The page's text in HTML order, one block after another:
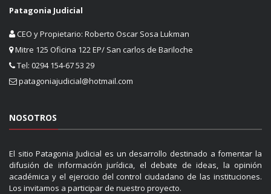
Patagonia Judicial
CEO y Propietario: Roberto Oscar Sosa Lukman
Mitre 125 Oficina 122 EP/ San carlos de Bariloche
Tel: 0294 154-67 53 29
patagoniajudicial@hotmail.com
NOSOTROS
El sitio Patagonia Judicial es un desarrollo destinado a fomentar la
difusión de información jurídica, el debate de ideas, la opinión
académica y el ejercicio del control ciudadano de las instituciones.
Los invitamos a participar de nuestro proyecto.